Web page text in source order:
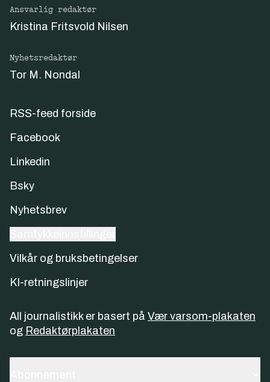
Ansvarlig redaktør
Kristina Fritsvold Nilsen
Nyhetsredaktør
Tor M. Nondal
RSS-feed forside
Facebook
Linkedin
Bsky
Nyhetsbrev
Vilkår og bruksbetingelser
KI-retningslinjer
All journalistikk er basert på Vær varsom-plakaten
og Redaktørplakaten